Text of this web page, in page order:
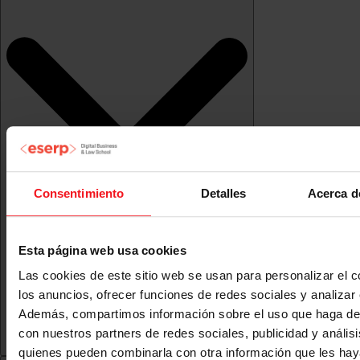
Consentimiento Detalles Acerca
Esta página web usa cookies
Las cookies de este sitio web se usan para personalizar el
los anuncios, ofrecer funciones de redes sociales y analizar
Además, compartimos información sobre el uso que haga
con nuestros partners de redes sociales, publicidad y
quienes pueden combinarla con otra información que les